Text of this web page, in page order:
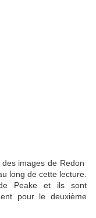
images de Redon
long de cette lecture.
Peake et ils sont
pour le deuxième